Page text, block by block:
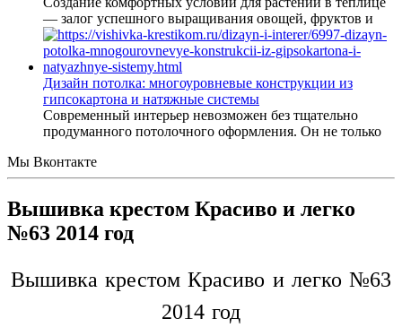
— залог успешного выращивания овощей, фруктов и
Дизайн потолка: многоуровневые конструкции из
гипсокартона и натяжные системы
Современный интерьер невозможен без тщательно
продуманного потолочного оформления. Он не только
Мы Вконтакте
Вышивка крестом Красиво и легко
№63 2014 год
Вышивка крестом Красиво и легко №63
2014 год